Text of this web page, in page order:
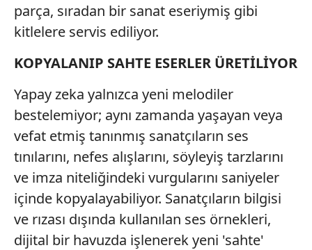
parça, sıradan bir sanat eseriymiş gibi
kitlelere servis ediliyor.
KOPYALANIP SAHTE ESERLER ÜRETİLİYOR
Yapay zeka yalnızca yeni melodiler
bestelemiyor; aynı zamanda yaşayan veya
vefat etmiş tanınmış sanatçıların ses
tınılarını, nefes alışlarını, söyleyiş tarzlarını
ve imza niteliğindeki vurgularını saniyeler
içinde kopyalayabiliyor. Sanatçıların bilgisi
ve rızası dışında kullanılan ses örnekleri,
dijital bir havuzda işlenerek yeni 'sahte'